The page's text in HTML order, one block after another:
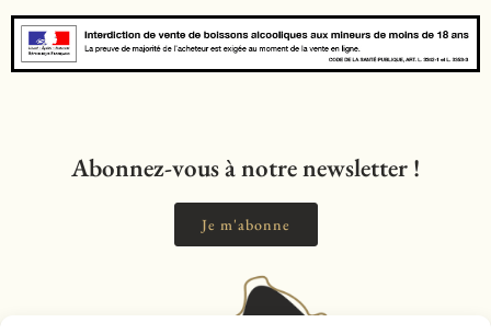
Abonnez-vous à notre newsletter !
Je m'abonne